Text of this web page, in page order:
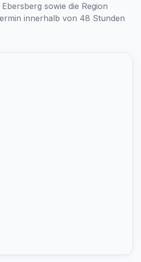
sowie die Region
innerhalb von 48 Stunden